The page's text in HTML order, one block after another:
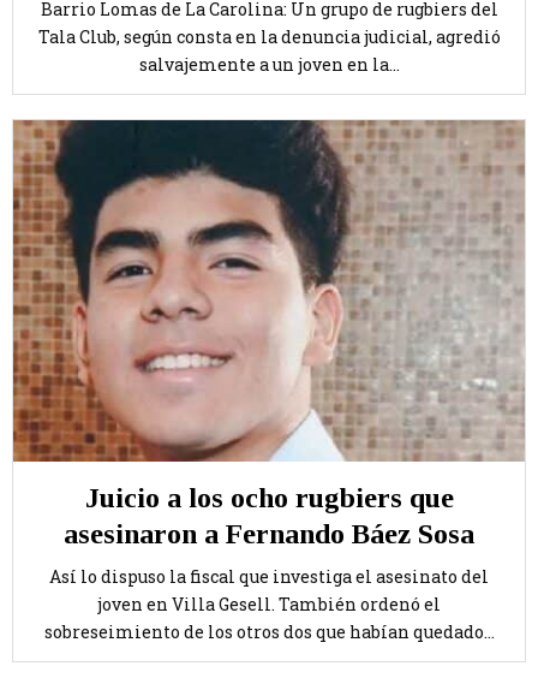
Barrio Lomas de La Carolina: Un grupo de rugbiers del
Tala Club, según consta en la denuncia judicial, agredió
salvajemente a un joven en la...
Juicio a los ocho rugbiers que
asesinaron a Fernando Báez Sosa
Así lo dispuso la fiscal que investiga el asesinato del
joven en Villa Gesell. También ordenó el
sobreseimiento de los otros dos que habían quedado...